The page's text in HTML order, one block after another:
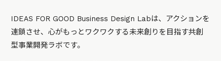
IDEAS FOR GOOD Business Design Labは、アクションを
連鎖させ、心がもっとワクワクする未来創りを目指す共創
型事業開発ラボです。